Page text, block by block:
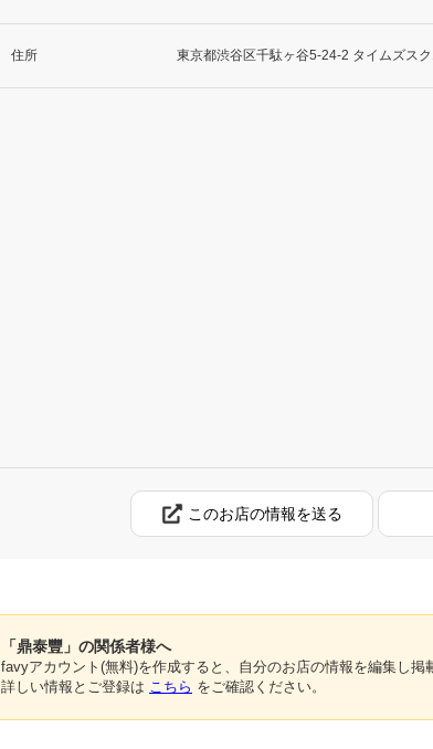
住所 東京都渋谷区千駄ヶ谷5-24-2 タイムズス
このお店の情報を送る
「鼎泰豐」の関係者様へ
favyアカウント(無料)を作成すると、自分のお店の情報を編集し掲
詳しい情報とご登録は こちら をご確認ください。